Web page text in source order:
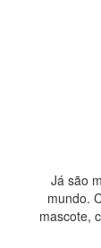
Já são
mundo.
mascote,